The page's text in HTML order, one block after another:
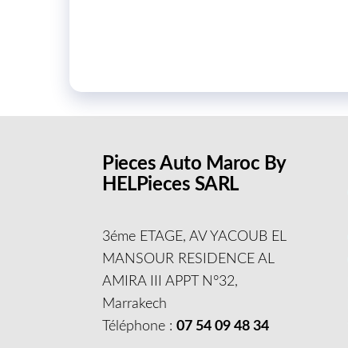
Pieces Auto Maroc By
HELPieces SARL
3éme ETAGE, AV YACOUB EL
MANSOUR RESIDENCE AL
AMIRA III APPT N°32,
Marrakech
Téléphone :07 54 09 48 34